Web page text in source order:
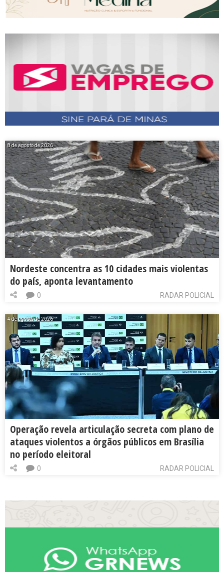
8 de agosto de 2026
Nordeste concentra as 10 cidades mais violentas
do país, aponta levantamento
RADAR POLICIAL
0
4 de agosto de 2026
Operação revela articulação secreta com plano de
ataques violentos a órgãos públicos em Brasília
no período eleitoral
RADAR POLICIAL
0